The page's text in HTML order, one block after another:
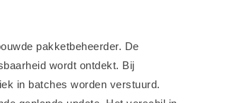
pakketbeheerder. De
wordt ontdekt. Bij
in batches worden verstuurd.